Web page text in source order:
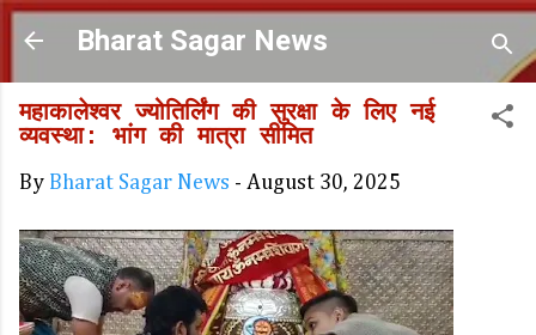
Skip to main content
Bharat Sagar News
महाकालेश्वर ज्योतिर्लिंग की सुरक्षा के लिए नई
व्यवस्था: भांग की मात्रा सीमित
By Bharat Sagar News - August 30, 2025